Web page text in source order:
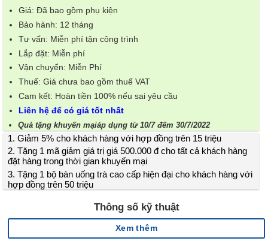
Giá: Đã bao gồm phụ kiện
Bảo hành: 12 tháng
Tư vấn: Miễn phí tận công trình
Lắp đặt: Miễn phí
Vận chuyển: Miễn Phí
Thuế: Giá chưa bao gồm thuế VAT
Cam kết: Hoàn tiền 100% nếu sai yêu cầu
Liên hệ để có giá tốt nhất
Quà tặng khuyến mạiáp dụng từ 10/7 đếm 30/7/2022
1. Giảm 5% cho khách hàng với hợp đồng trên 15 triệu
2. Tặng 1 mã giảm giá trị giá 500.000 đ cho tất cả khách hàng
đặt hàng trong thời gian khuyến mại
3. Tặng 1 bộ bàn uống trà cao cấp hiện đại cho khách hàng với
hợp đồng trên 50 triệu
Thông số kỹ thuật
Xem thêm